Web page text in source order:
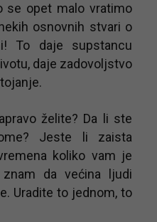
se opet malo vratimo
osnovnih stvari o
To daje supstancu
daje zadovoljstvo
želite? Da li ste
Jeste li zaista
koliko vam je
da većina ljudi
Uradite to jednom, to